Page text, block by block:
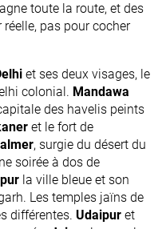
toute la route, et des
pas pour cocher
et ses deux visages, le
colonial. Mandawa
des havelis peints
et le fort de
, surgie du désert du
soirée à dos de
la ville bleue et son
Les temples jaïns de
différentes. Udaipur et